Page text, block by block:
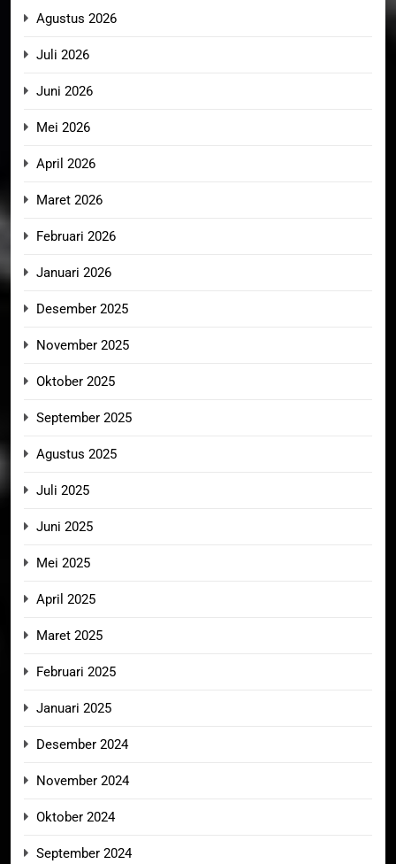
Agustus 2026
Juli 2026
Juni 2026
Mei 2026
April 2026
Maret 2026
Februari 2026
Januari 2026
Desember 2025
November 2025
Oktober 2025
September 2025
Agustus 2025
Juli 2025
Juni 2025
Mei 2025
April 2025
Maret 2025
Februari 2025
Januari 2025
Desember 2024
November 2024
Oktober 2024
September 2024